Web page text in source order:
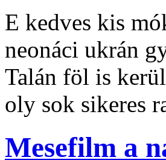
E kedves kis
neonáci ukrán
Talán föl is
oly sok sikeres
Mesefilm a